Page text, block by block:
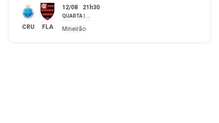
CRU FLA
12/08 21h30
QUARTA
Mineirão